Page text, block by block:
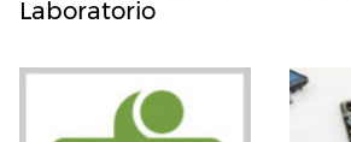
Laboratorio